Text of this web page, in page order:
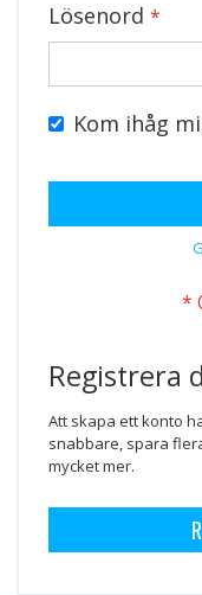
Lösenord
Kom ihåg
Registrera
Att skapa ett konto
snabbare, spara
mycket mer.